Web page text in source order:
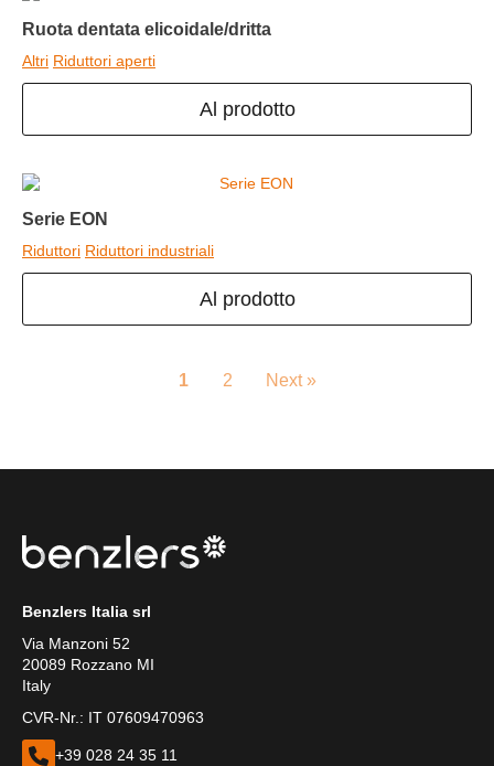
Ruota dentata elicoidale/dritta
Altri Riduttori aperti
Al prodotto
Serie EON
Riduttori Riduttori industriali
Al prodotto
1 2 Next »
Benzlers Italia srl
Via Manzoni 52
20089 Rozzano MI
Italy
CVR-Nr.: IT 07609470963
+39 028 24 35 11